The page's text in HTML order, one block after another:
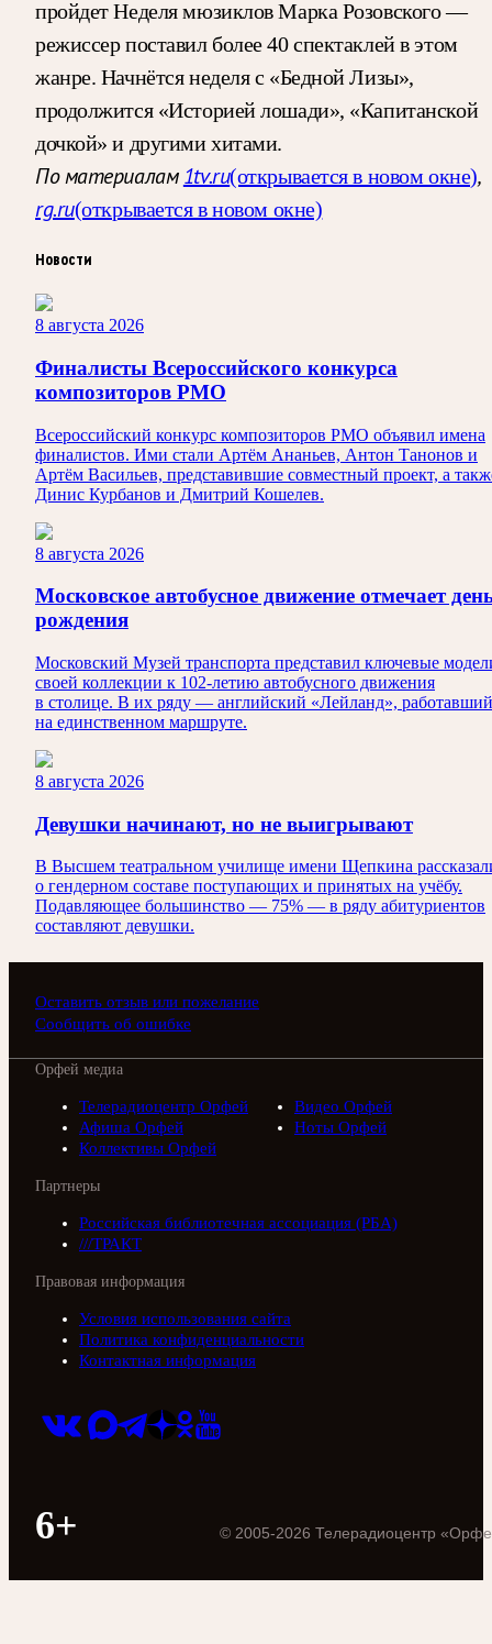
пройдет Неделя мюзиклов Марка Розовского —
режиссер поставил более 40 спектаклей в этом
жанре. Начнётся неделя с «Бедной Лизы»,
продолжится «Историей лошади», «Капитанской
дочкой» и другими хитами.
По материалам1tv.ru(открывается в новом окне),
rg.ru(открывается в новом окне)
Новости
8 августа 2026
Финалисты Всероссийского конкурса
композиторов РМО
Всероссийский конкурс композиторов РМО объявил имена
финалистов. Ими стали Артём Ананьев, Антон Танонов и
Артём Васильев, представившие совместный проект, а
Динис Курбанов и Дмитрий Кошелев.
8 августа 2026
Московское автобусное движение отмечает
рождения
Московский Музей транспорта представил ключевые
своей коллекции к 102-летию автобусного движения
в столице. В их ряду — английский «Лейланд», работавший
на единственном маршруте.
8 августа 2026
Девушки начинают, но не выигрывают
В Высшем театральном училище имени Щепкина
о гендерном составе поступающих и принятых на учёбу.
Подавляющее большинство — 75% — в ряду абитуриентов
составляют девушки.
Оставить отзыв или пожелание
Сообщить об ошибке
Орфей медиа
Телерадиоцентр Орфей
Видео Орфей
Афиша Орфей
Ноты Орфей
Коллективы Орфей
Партнеры
Российская библиотечная ассоциация (РБА)
///ТРАКТ
Правовая информация
Условия использования сайта
Политика конфиденциальности
Контактная информация
6+ © 2005-2026 Телерадиоцентр